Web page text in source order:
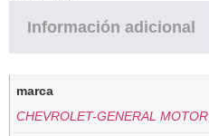
Información adicional
marca
CHEVROLET-GENERAL MOTOR